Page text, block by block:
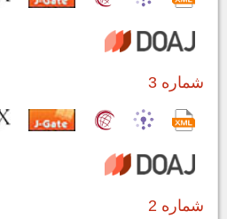
شماره 3
شماره 2